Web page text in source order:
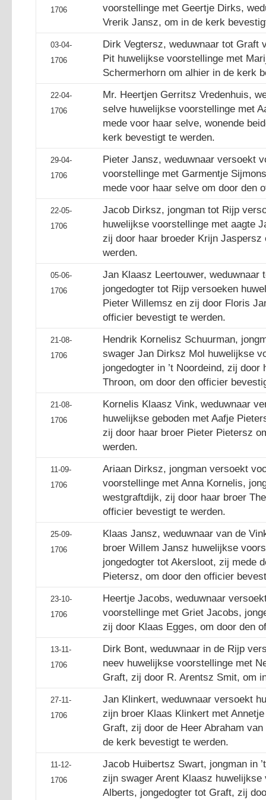
1706
voorstellinge met Geertje Dirks,
Vrerik Jansz, om in de kerk
03-04-
1706
Dirk Vegtersz, weduwnaar tot Graft
Pit huwelijkse voorstellinge met
Schermerhorn om alhier in de kerk
22-04-
1706
Mr. Heertjen Gerritsz Vredenhuis,
selve huwelijkse voorstellinge met
mede voor haar selve, wonende
kerk bevestigt te werden.
29-04-
1706
Pieter Jansz, weduwnaar versoekt
voorstellinge met Garmentje
mede voor haar selve om door den
22-05-
1706
Jacob Dirksz, jongman tot Rijp
huwelijkse voorstellinge met aagte
zij door haar broeder Krijn
werden.
05-06-
1706
Jan Klaasz Leertouwer,
jongedogter tot Rijp versoeken
Pieter Willemsz en zij door Floris
officier bevestigt te werden.
21-08-
1706
Hendrik Kornelisz Schuurman,
swager Jan Dirksz Mol huwelijkse
jongedogter in ’t Noordeind, zij
Throon, om door den officier
21-08-
1706
Kornelis Klaasz Vink, weduwnaar
huwelijkse geboden met Aafje
zij door haar broer Pieter Pietersz
werden.
11-09-
1706
Ariaan Dirksz, jongman versoekt
voorstellinge met Anna Kornelis,
westgraftdijk, zij door haar broer
officier bevestigt te werden.
25-09-
1706
Klaas Jansz, weduwnaar van de
broer Willem Jansz huwelijkse
jongedogter tot Akersloot, zij mede
Pietersz, om door den officier
23-10-
1706
Heertje Jacobs, weduwnaar
voorstellinge met Griet Jacobs,
zij door Klaas Egges, om door den
13-11-
1706
Dirk Bont, weduwnaar in de Rijp
neev huwelijkse voorstellinge met
Graft, zij door R. Arentsz Smit, om
27-11-
1706
Jan Klinkert, weduwnaar versoekt
zijn broer Klaas Klinkert met
Graft, zij door de Heer Abraham
de kerk bevestigt te werden.
11-12-
1706
Jacob Huibertsz Swart, jongman in
zijn swager Arent Klaasz
Alberts, jongedogter tot Graft, zij